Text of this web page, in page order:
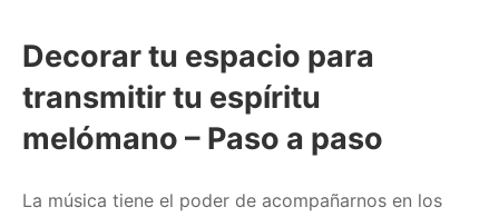
Decorar tu espacio para
transmitir tu espíritu
melómano – Paso a paso
La música tiene el poder de acompañarnos en los